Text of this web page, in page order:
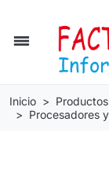
dehaze
Inicio Productos
Procesadores